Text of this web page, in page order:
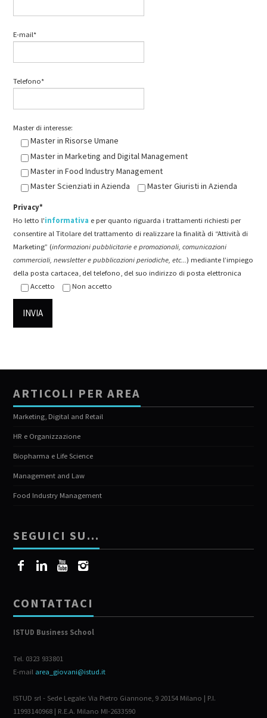
E-mail*
Telefono*
Master di interesse:
Master in Risorse Umane
Master in Marketing and Digital Management
Master in Food Industry Management
Master Scienziati in Azienda
Master Giuristi in Azienda
Privacy*
Ho letto l'informativa e per quanto riguarda i trattamenti richiesti per
consentire al Titolare del trattamento di realizzare la finalità di “Attività di
Marketing” (informazioni pubblicitarie e promozionali, comunicazioni
commerciali, newsletter e pubblicazioni periodiche, etc...) mediante l’impiego
della posta cartacea, del telefono, del suo indirizzo di posta elettronica
Accetto
Non accetto
ARTICOLI PER AREA
Marketing, Digital and Retail
HR e Organizzazione
Biopharma e Life Science
Management and Law
Food Industry Management
SEGUICI SU…
CONTATTACI
ISTUD Business School
Tel. 0323 933801
E-mail area_giovani@istud.it
ISTUD srl - Sede Legale: Via Pietro Giannone, 9 20154 Milano | P.I.
11993140968 | R.E.A. Milano MI-2633590